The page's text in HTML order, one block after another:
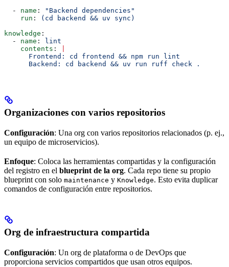
  -
name :
"Backend dependencies"
    run
:
(cd backend && uv sync)
knowledge :
  -
name :
lint
    contents
:
      Frontend: cd frontend && npm run lint
      Backend: cd backend && uv run ruff check .
Organizaciones con varios repositorios
Configuración: Una org con varios repositorios relacionados (p. ej.,
un equipo de microservicios).
Enfoque: Coloca las herramientas compartidas y la configuración
del registro en el blueprint de la org. Cada repo tiene su propio
blueprint con solo maintenance y Knowledge. Esto evita duplicar
comandos de configuración entre repositorios.
Org de infraestructura compartida
Configuración: Un org de plataforma o de DevOps que
proporciona servicios compartidos que usan otros equipos.